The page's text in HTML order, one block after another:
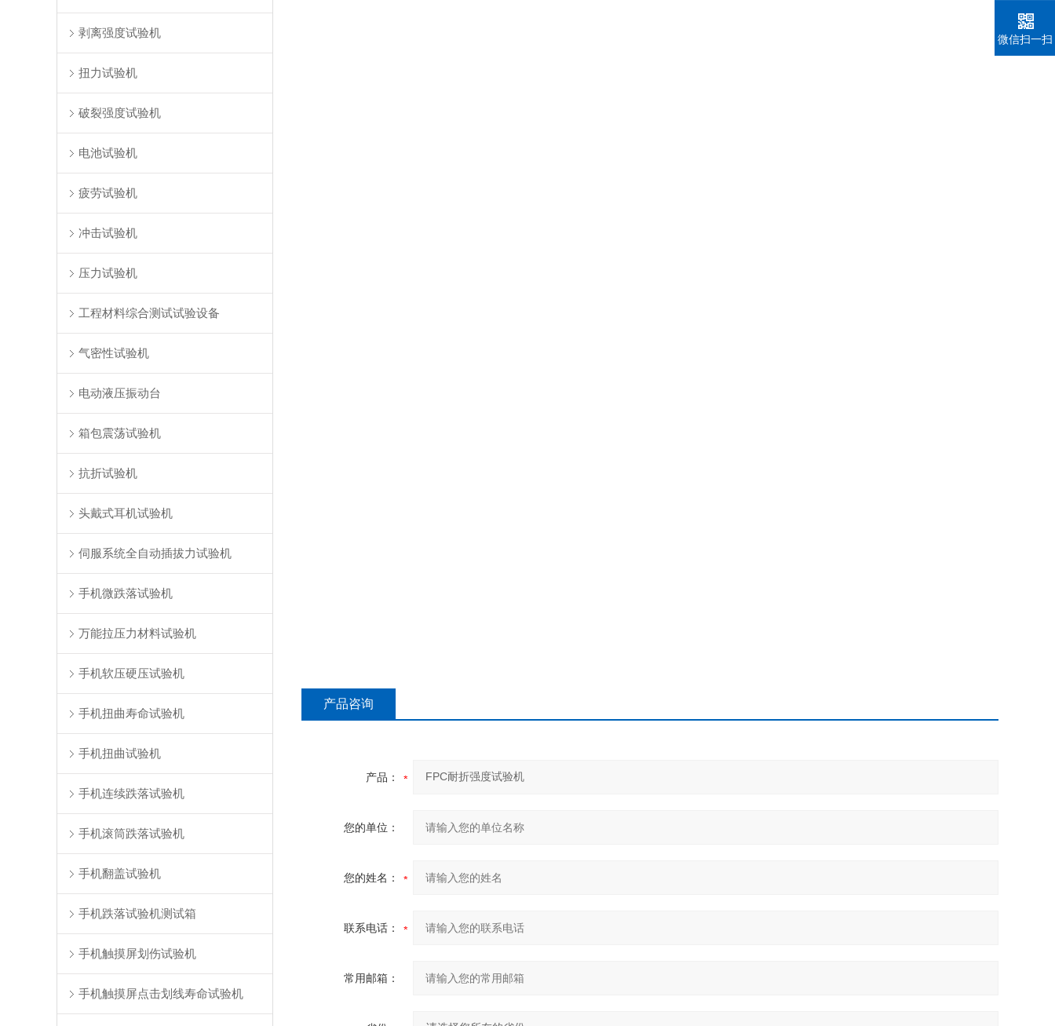
剥离强度试验机
扭力试验机
破裂强度试验机
电池试验机
疲劳试验机
冲击试验机
压力试验机
工程材料综合测试试验设备
气密性试验机
电动液压振动台
箱包震荡试验机
抗折试验机
头戴式耳机试验机
伺服系统全自动插拔力试验机
手机微跌落试验机
万能拉压力材料试验机
手机软压硬压试验机
手机扭曲寿命试验机
手机扭曲试验机
手机连续跌落试验机
手机滚筒跌落试验机
手机翻盖试验机
手机跌落试验机测试箱
手机触摸屏划伤试验机
手机触摸屏点击划线寿命试验机
产品咨询
产品：
您的单位：
您的姓名：
联系电话：
常用邮箱：
微信扫一扫